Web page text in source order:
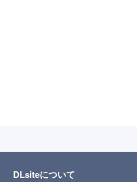
DLsiteについて